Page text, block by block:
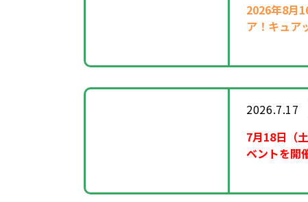
2026年8月
ア！キュア
2026.7.17
7月18日（
ベントを開